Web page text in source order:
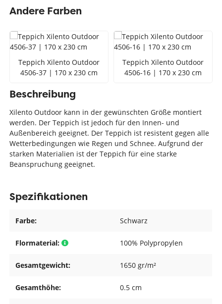
Andere Farben
Teppich Xilento Outdoor
4506-37 | 170 x 230 cm
Teppich Xilento Outdoor
4506-16 | 170 x 230 cm
Beschreibung
Xilento Outdoor kann in der gewünschten Größe montiert
werden. Der Teppich ist jedoch für den Innen- und
Außenbereich geeignet. Der Teppich ist resistent gegen alle
Wetterbedingungen wie Regen und Schnee. Aufgrund der
starken Materialien ist der Teppich für eine starke
Beanspruchung geeignet.
Spezifikationen
Farbe: Schwarz
Flormaterial: 100% Polypropylen
Gesamtgewicht: 1650 gr/m²
Gesamthöhe: 0.5 cm